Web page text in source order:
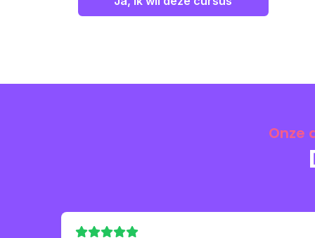
Onze